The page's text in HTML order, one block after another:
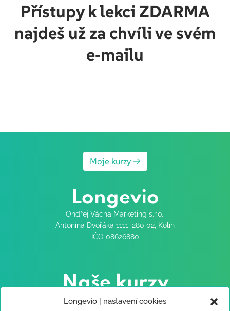
Longevio | nastavení cookies
Přístupy k lekci ZDARMA
najdeš už za chvíli ve svém
e‑mailu
Moje kurzy →
Longevio
Ondřej Vácha Marketing s.r.o.,
Antonína Dvořáka 1111, 280 02, Kolín
IČO 08626880
Naše kurzy
Testosteron od A do Z